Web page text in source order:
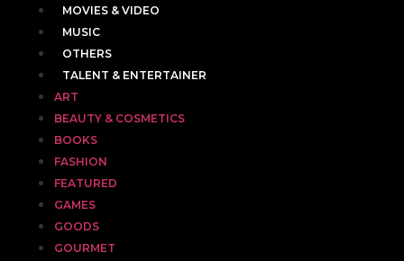
MOVIES & VIDEO
MUSIC
OTHERS
TALENT & ENTERTAINER
ART
BEAUTY & COSMETICS
BOOKS
FASHION
FEATURED
GAMES
GOODS
GOURMET